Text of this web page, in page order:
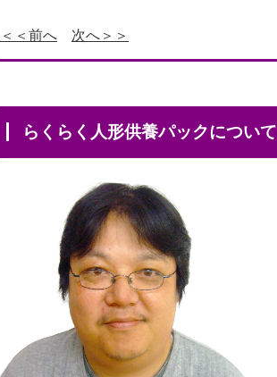
＜＜前へ 次へ＞＞
らくらく人形供養パックについて